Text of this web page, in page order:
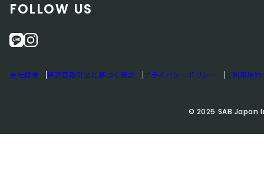
FOLLOW US
L
E
i
会社概要 特定商取引法に基づく表記 プライバシーポリシー ご利用規約
© 2025 SAB Japan